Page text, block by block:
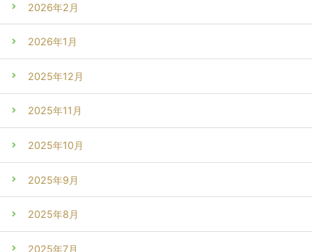
2026年2月
2026年1月
2025年12月
2025年11月
2025年10月
2025年9月
2025年8月
2025年7月